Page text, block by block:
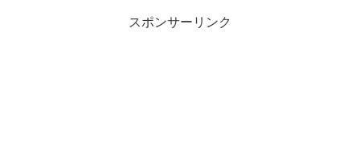
スポンサーリンク